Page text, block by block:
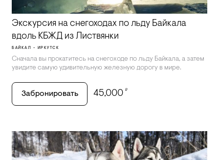
Экскурсия на снегоходах по льду Байкала
вдоль КБЖД из Листвянки
БАЙКАЛ - ИРКУТСК
Сначала вы прокатитесь на снегоходе по льду Байкала, а затем
увидите самую удивительную железную дорогу в мире.
Забронировать 45,000 ₽